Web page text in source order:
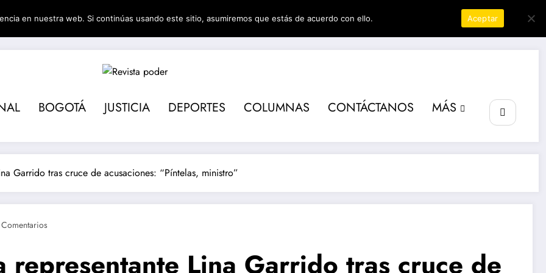
BOGOTÁ JUSTICIA DEPORTES COLUMNAS CONTÁCTANOS MÁS
Garrido tras cruce de acusaciones: “Píntelas, ministro”
representante Lina Garrido tras cruce de
en nuestra web. Si continúas usando este sitio, asumiremos que estás de acuerdo con ello. Aceptar